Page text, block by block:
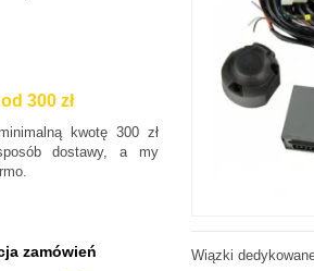
Wiązki
300 zł
kwotę 300 zł
dostawy, a my
zamówień